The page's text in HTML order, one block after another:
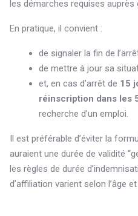
les démarches requises auprès
En pratique, il convient :
de signaler la fin de
de mettre à jour sa
et, en cas d’arrêt de 15
réinscription dans les
recherche d’un emploi.
Il est préférable d’éviter la
auraient une durée de validité
les règles de durée
d’affiliation varient selon l’âge